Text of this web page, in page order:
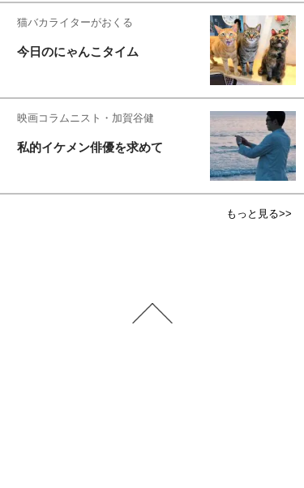
猫バカライターがおくる
今日のにゃんこタイム
映画コラムニスト・加賀谷健
私的イケメン俳優を求めて
もっと見る>>